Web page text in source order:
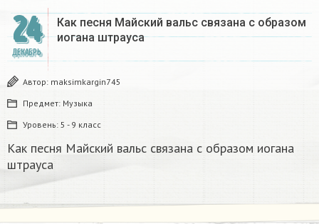
24
ДЕКАБРЬ
Как песня Майский вальс связана с образом
иогана штрауса
Автор: maksimkargin745
Предмет: Музыка
Уровень: 5 - 9 класс
Как песня Майский вальс связана с образом иогана
штрауса